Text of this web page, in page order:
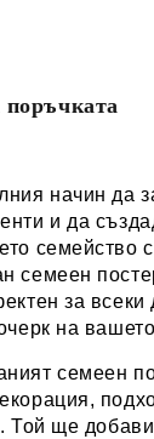
начин да
и да
семейство
семеен
за
на
семеен
Той ще